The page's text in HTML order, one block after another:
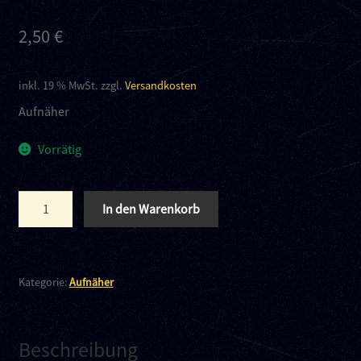
Kontakt
Links
2,50€
inkl. 19 % MwSt. zzgl. Versandkosten
Aufnäher
Vorrätig
Menge
In den Warenkorb
Kategorie:Aufnäher
Beschreibung